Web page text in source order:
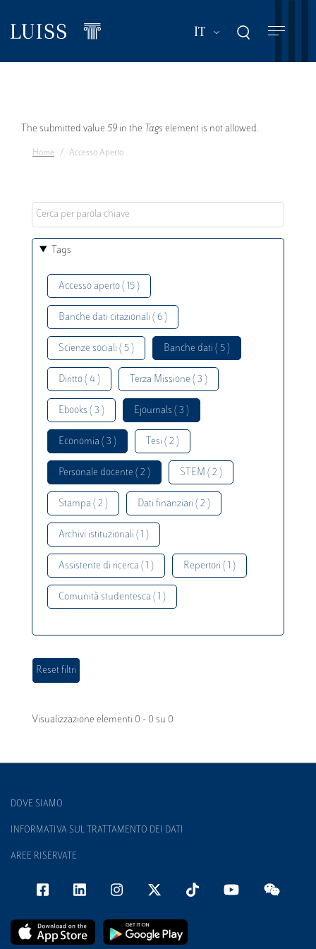
contenuto
IT Mostra ulteriori
Messaggio
di
The submitted value 59 in the Tags element is not allowed.
Home Accesso Aperto
Tags
Accesso aperto ( 15 )
Banche dati citazionali ( 6 )
Scienze sociali ( 5 ) Banche dati ( 5 )
Diritto ( 4 ) Terza Missione ( 3 )
Ebooks ( 3 ) Ejournals ( 3 )
Economia ( 3 ) Tesi ( 2 )
Personale docente ( 2 ) STEM ( 2 )
Stampa ( 2 ) Dati finanziari ( 2 )
Archivi istituzionali ( 1 )
Assistente di ricerca ( 1 ) Repertori ( 1 )
Comunità studentesca ( 1 )
Visualizzazione elementi 0 - 0 su 0
DOVE SIAMO
INFORMATIVA SUL TRATTAMENTO DEI DATI
AREE RISERVATE